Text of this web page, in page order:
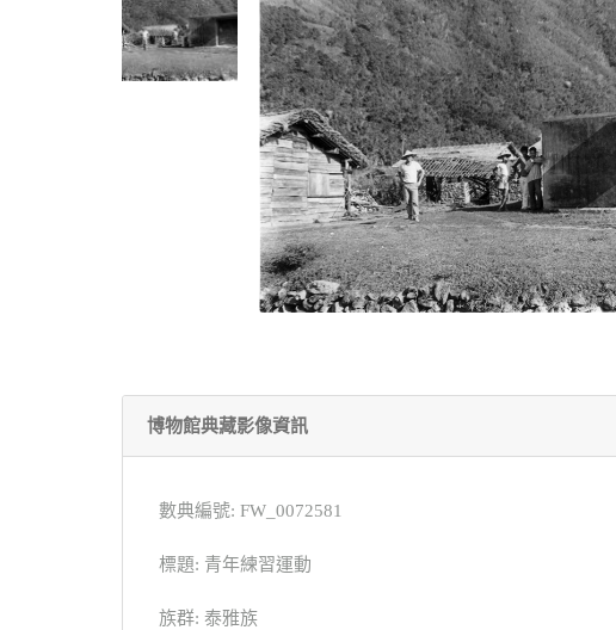
博物館典藏影像資訊
數典編號: FW_0072581
標題: 青年練習運動
族群: 泰雅族